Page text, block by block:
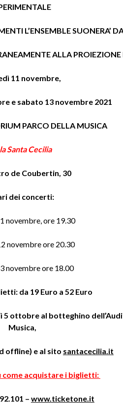
L’ENSEMBLE SUONERA’
ALLA
11 novembre,
e sabato 13 novembre 2021
PARCO DELLA MUSICA
Santa Cecilia
de Coubertin, 30
dei concerti:
novembre, ore 19.30
novembre ore 20.30
novembre ore 18.00
da 19 Euro a 52 Euro
ottobre al botteghino
Musica,
offline) e al sito santacecilia.it
come acquistare i biglietti:
– www.ticketone.it